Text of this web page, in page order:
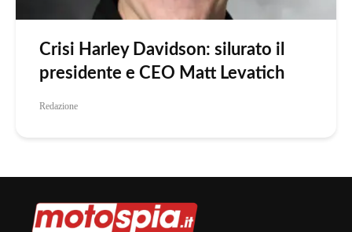
Crisi Harley Davidson: silurato il
presidente e CEO Matt Levatich
Redazione